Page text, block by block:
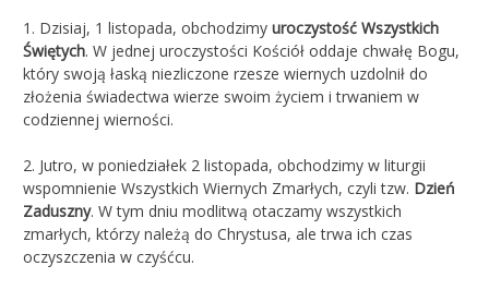
1. Dzisiaj, 1 listopada, obchodzimy uroczystość Wszystkich
Świętych. W jednej uroczystości Kościół oddaje chwałę Bogu,
który swoją łaską niezliczone rzesze wiernych uzdolnił do
złożenia świadectwa wierze swoim życiem i trwaniem w
codziennej wierności.
2. Jutro, w poniedziałek 2 listopada, obchodzimy w liturgii
wspomnienie Wszystkich Wiernych Zmarłych, czyli tzw. Dzień
Zaduszny. W tym dniu modlitwą otaczamy wszystkich
zmarłych, którzy należą do Chrystusa, ale trwa ich czas
oczyszczenia w czyśćcu.